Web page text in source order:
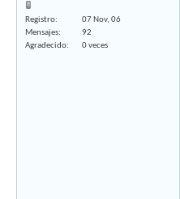
Registro
07 Nov, 06
Mensajes
92
Agradecido
0 veces